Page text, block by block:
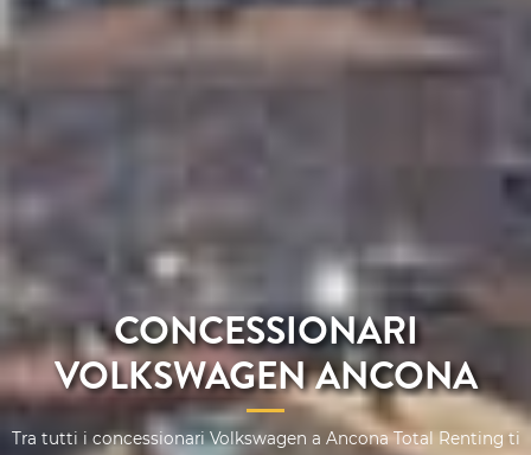
CONCESSIONARI
VOLKSWAGEN ANCONA
Tra tutti i concessionari Volkswagen a Ancona Total Renting ti